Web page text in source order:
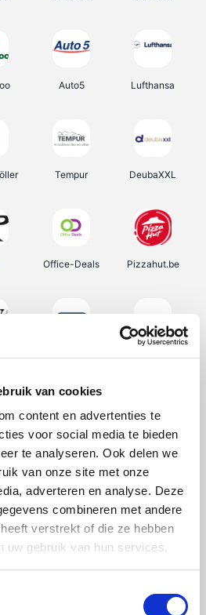
van cookies
content en advertenties te
voor social media te bieden
te analyseren. Ook delen we
van onze site met onze
adverteren en analyse. Deze
combineren met andere
verstrekt of die ze hebben
uw gebruik van hun services.
Auto5 Lufthansa
Tempur DeubaXXL
Office-Deals Pizzahut.be
Kambukka Bamboo Basics